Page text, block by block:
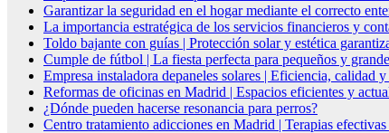
Garantizar la seguridad en el hogar mediante el correcto
La importancia estratégica de los servicios financieros y
Toldo bajante con guías | Protección solar y estética
Cumple de fútbol | La fiesta perfecta para pequeños y
Empresa instaladora depaneles solares | Eficiencia, calidad
Reformas de oficinas en Madrid | Espacios eficientes y
¿Dónde pueden hacerse resonancia para perros?
Centro tratamiento adicciones en Madrid | Terapias